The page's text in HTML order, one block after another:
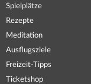
Spielplätze
Rezepte
Meditation
Ausflugsziele
Freizeit-Tipps
Ticketshop